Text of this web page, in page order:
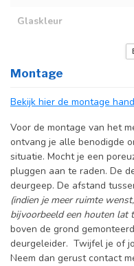
Glaskleur
Incl. deurgreep
Incl. systeem
Montage
Bekijk hier de montage
Voor de montage van het
ontvang je alle benodigde
situatie. Mocht je een
pluggen aan te raden. De
deurgeep. De afstand
(indien je meer ruimte
bijvoorbeeld een houten lat
boven de grond
deurgeleider. Twijfel je of
Neem dan gerust contact